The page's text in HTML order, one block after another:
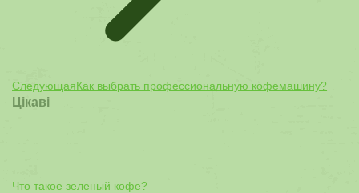
СледующаяСледующая
Как выбрать профессиональную кофемашину?
Цікаві
Что такое зеленый кофе?